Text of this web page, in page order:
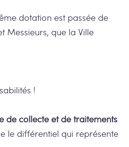
dotation est passée de
Messieurs, que la Ville
!
de collecte et de traitements
le différentiel qui représente